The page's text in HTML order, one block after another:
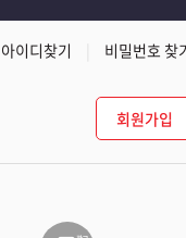
아이디찾기 비밀번호 찾
회원가입